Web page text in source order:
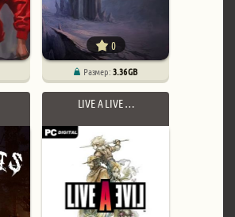
0
Размер:3.36 GB
LIVE A LIVE …